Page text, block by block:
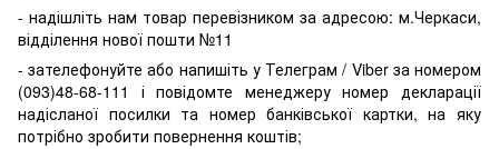
- надішліть нам товар перевізником за адресою: м.Черкаси,
відділення нової пошти №11
- зателефонуйте або напишіть у Телеграм / Viber за номером
(093)48-68-111 і повідомте менеджеру номер декларації
надісланої посилки та номер банківської картки, на яку
потрібно зробити повернення коштів;